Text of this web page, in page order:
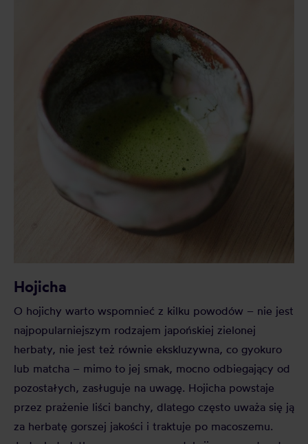
Hojicha
O hojichy warto wspomnieć z kilku powodów – nie jest
najpopularniejszym rodzajem japońskiej zielonej
herbaty, nie jest też równie ekskluzywna, co gyokuro
lub matcha – mimo to jej smak, mocno odbiegający od
pozostałych, zasługuje na uwagę. Hojicha powstaje
przez prażenie liści banchy, dlatego często uważa się ją
za herbatę gorszej jakości i traktuje po macoszemu.